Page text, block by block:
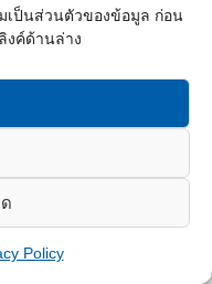
เป็นส่วนตัวของข้อมูล ก่อน
งค์ด้านล่าง
Policy
อง JWS ทุกคน เพื่อ
ทยอยรับวัคซีน
All rights reserved.